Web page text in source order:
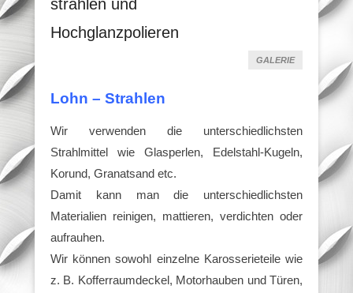
strahlen und
Hochglanzpolieren
GALERIE
Lohn – Strahlen
Wir verwenden die unterschiedlichsten
Strahlmittel wie Glasperlen, Edelstahl-Kugeln,
Korund, Granatsand etc.
Damit kann man die unterschiedlichsten
Materialien reinigen, mattieren, verdichten oder
aufrauhen.
Wir können sowohl einzelne Karosserieteile wie
z. B. Kofferraumdeckel, Motorhauben und Türen,